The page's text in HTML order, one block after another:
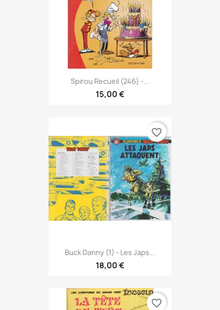
Spirou Recueil (246) -...
15,00 €
Buck Danny (1) - Les Japs...
18,00 €
favorite_border
favorite_border